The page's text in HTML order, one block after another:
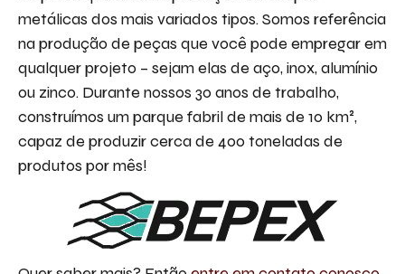
metálicas dos mais variados tipos. Somos referência
na produção de peças que você pode empregar em
qualquer projeto – sejam elas de aço, inox, alumínio
ou zinco. Durante nossos 30 anos de trabalho,
construímos um parque fabril de mais de 10 km²,
capaz de produzir cerca de 400 toneladas de
produtos por mês!